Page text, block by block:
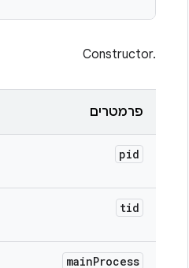
Constructor.‎
פרמטרים
pid
tid
mainProcess